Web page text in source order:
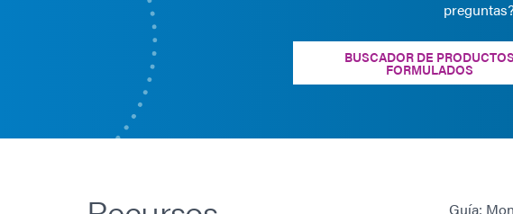
BUSCADOR DE PRODUCTOS
FORMULADOS
Guía: